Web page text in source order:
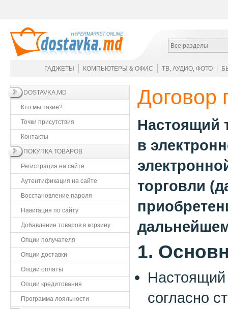
Все разделы
ГАДЖЕТЫ КОМПЬЮТЕРЫ & ОФИС ТВ, АУДИО, ФОТО
DOSTAVKA.MD
Кто мы такие?
Точки присутствия
Контакты
ПОКУПКА ТОВАРОВ
Регистрация на сайте
Аутентификация на сайте
Восстановление пароля
Навигация по сайту
Добавление товаров в корзину
Опции получателя
Опции доставки
Опции оплаты
Опции кредитования
Программа лояльности
Договор
Настоящий
в
торговли
1.
Настоящий
согласно